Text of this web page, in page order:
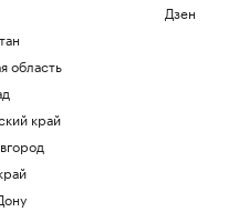
область
край
Дзен